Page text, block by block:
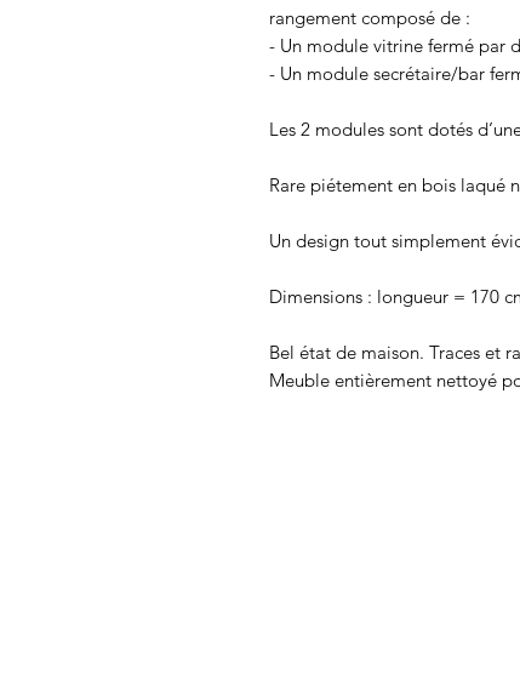
rangement composé de :
- Un module vitrine fermé par
- Un module secrétaire/bar
Les 2 modules sont dotés
Rare piétement en bois laqué
Un design tout simplement
Dimensions : longueur = 170
Bel état de maison. Traces et
Meuble entièrement nettoyé